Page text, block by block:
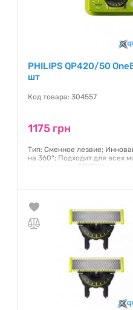
PHILIPS QP420/50
шт
Код товара: 304557
1175 грн
Тип: Сменное лезвие;
на 360°; Подходит для всех
исключением QP15XX.